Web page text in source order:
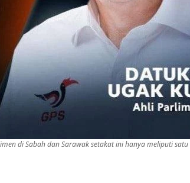
di Sabah dan Sarawak setakat ini hanya meliputi